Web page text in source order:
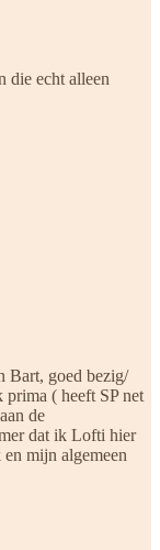
die echt alleen
Bart, goed bezig/
( heeft SP net
de
dat ik Lofti hier
mijn algemeen